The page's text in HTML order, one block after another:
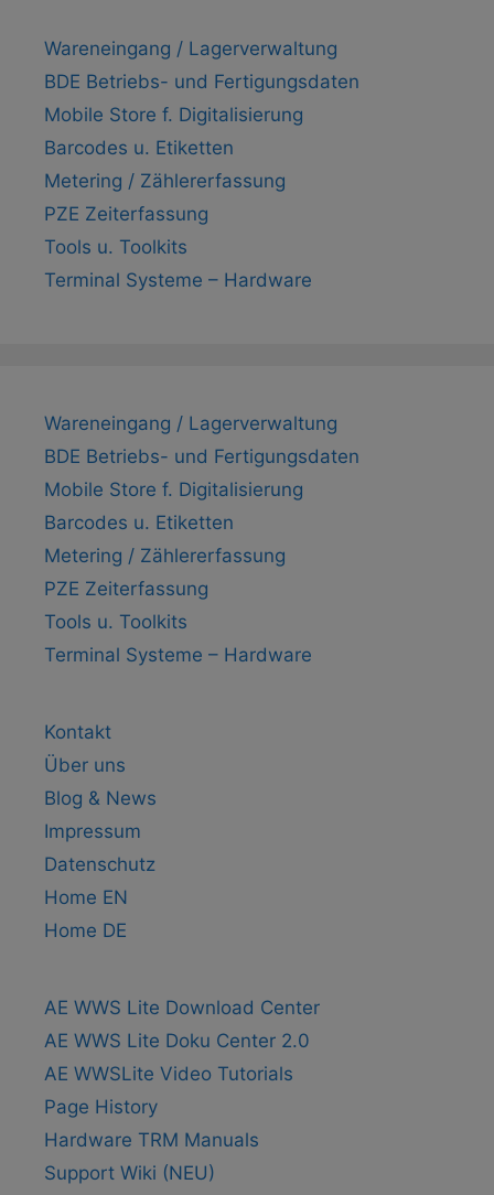
Wareneingang / Lagerverwaltung
BDE Betriebs- und Fertigungsdaten
Mobile Store f. Digitalisierung
Barcodes u. Etiketten
Metering / Zählererfassung
PZE Zeiterfassung
Tools u. Toolkits
Terminal Systeme – Hardware
Wareneingang / Lagerverwaltung
BDE Betriebs- und Fertigungsdaten
Mobile Store f. Digitalisierung
Barcodes u. Etiketten
Metering / Zählererfassung
PZE Zeiterfassung
Tools u. Toolkits
Terminal Systeme – Hardware
Kontakt
Über uns
Blog & News
Impressum
Datenschutz
Home EN
Home DE
AE WWS Lite Download Center
AE WWS Lite Doku Center 2.0
AE WWSLite Video Tutorials
Page History
Hardware TRM Manuals
Support Wiki (NEU)